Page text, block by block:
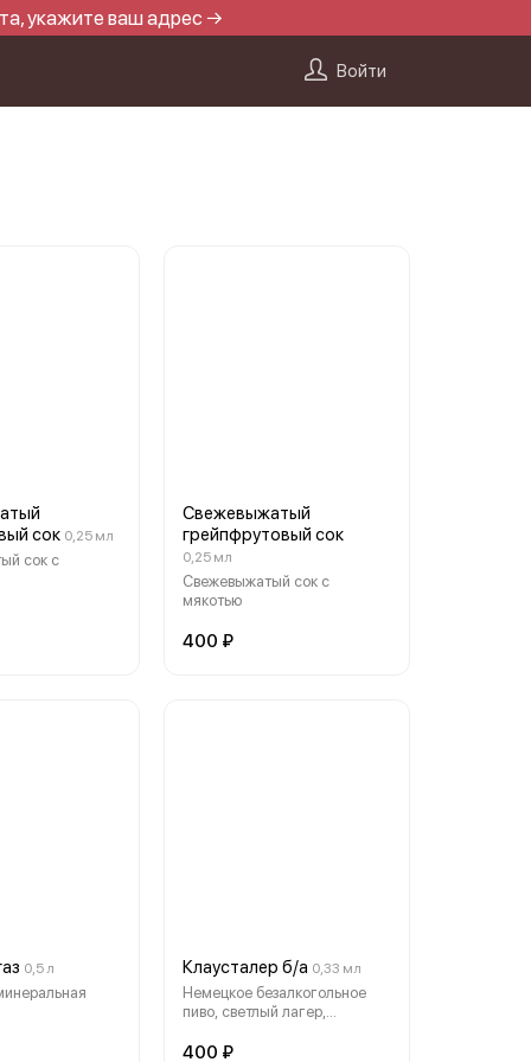
укажите ваш адрес →
Войти
сок 0,25 мл
сок с
Свежевыжатый
грейпфрутовый сок
0,25 мл
Свежевыжатый сок с
мякотью
400 ₽
0,5 л Клаусталер б/а 0,33 мл
Немецкое безалкогольное
пиво, светлый лагер,
пастеризованное
400 ₽